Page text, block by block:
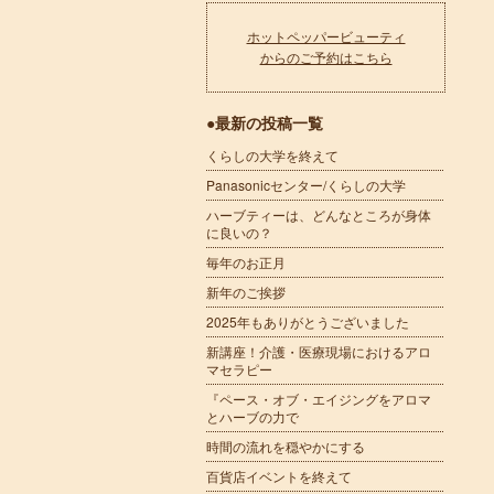
ホットペッパービューティ
からのご予約はこちら
●最新の投稿一覧
くらしの大学を終えて
Panasonicセンター/くらしの大学
ハーブティーは、どんなところが身体
に良いの？
毎年のお正月
新年のご挨拶
2025年もありがとうございました
新講座！介護・医療現場におけるアロ
マセラピー
『ペース・オブ・エイジングをアロマ
とハーブの力で
時間の流れを穏やかにする
百貨店イベントを終えて